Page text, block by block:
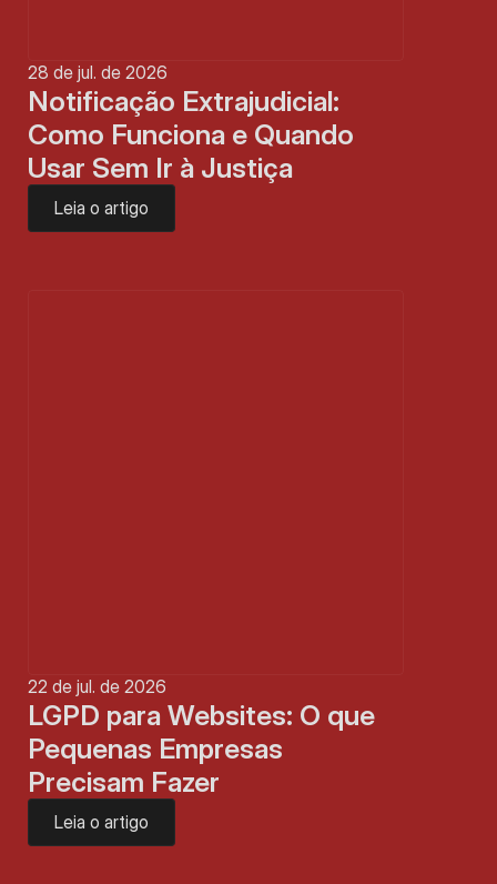
28 de jul. de 2026
Notificação Extrajudicial:
Como Funciona e Quando
Usar Sem Ir à Justiça
Leia o artigo
22 de jul. de 2026
LGPD para Websites: O que
Pequenas Empresas
Precisam Fazer
Leia o artigo